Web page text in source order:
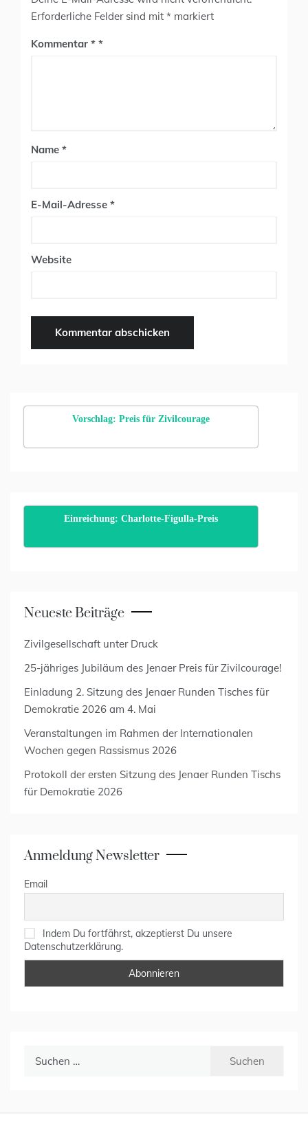
Erforderliche Felder sind mit * markiert
Kommentar *
Name *
E-Mail-Adresse *
Website
Vorschlag: Preis für Zivilcourage
Einreichung: Charlotte-Figulla-Preis
Neueste Beiträge
Zivilgesellschaft unter Druck
25-jähriges Jubiläum des Jenaer Preis für Zivilcourage!
Einladung 2. Sitzung des Jenaer Runden Tisches für
Demokratie 2026 am 4. Mai
Veranstaltungen im Rahmen der Internationalen
Wochen gegen Rassismus 2026
Protokoll der ersten Sitzung des Jenaer Runden Tischs
für Demokratie 2026
Anmeldung Newsletter
Email
Indem Du fortfährst, akzeptierst Du unsere
Datenschutzerklärung.